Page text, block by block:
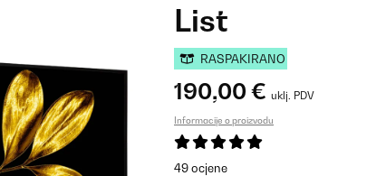
List
RASPAKIRANO
190,00 € uklj. PDV
Informacije o proizvodu
49 ocjene